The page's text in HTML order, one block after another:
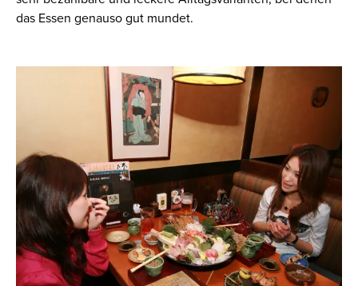
das Essen genauso gut mundet.